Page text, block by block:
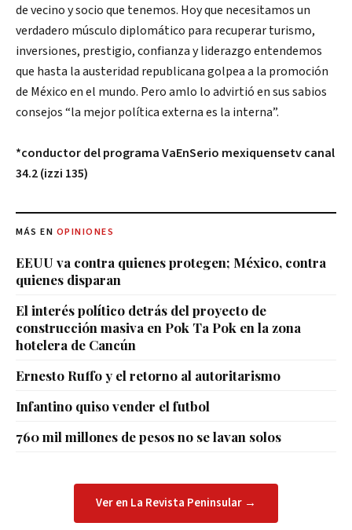
de vecino y socio que tenemos. Hoy que necesitamos un
verdadero músculo diplomático para recuperar turismo,
inversiones, prestigio, confianza y liderazgo entendemos
que hasta la austeridad republicana golpea a la promoción
de México en el mundo. Pero amlo lo advirtió en sus sabios
consejos “la mejor política externa es la interna”.
*conductor del programa VaEnSerio mexiquensetv canal
34.2 (izzi 135)
MÁS EN OPINIONES
EEUU va contra quienes protegen; México, contra
quienes disparan
El interés político detrás del proyecto de
construcción masiva en Pok Ta Pok en la zona
hotelera de Cancún
Ernesto Ruffo y el retorno al autoritarismo
Infantino quiso vender el futbol
760 mil millones de pesos no se lavan solos
Ver en La Revista Peninsular →